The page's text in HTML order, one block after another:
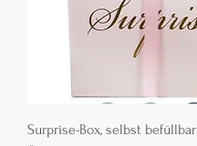
Surprise-Box, selbst befüllbar